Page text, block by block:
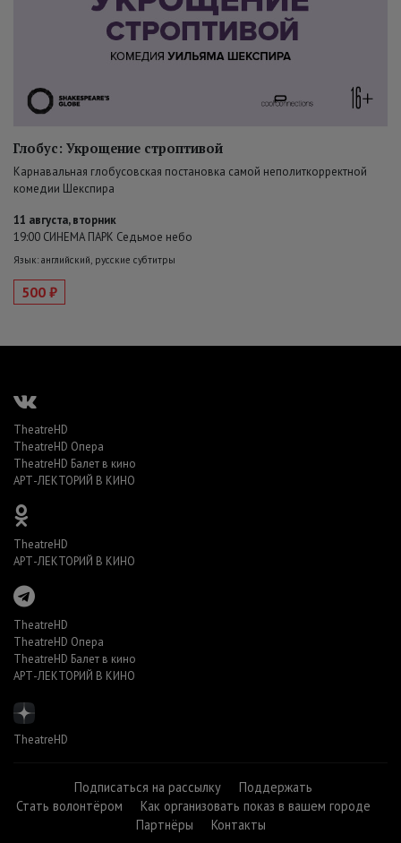
Глобус: Укрощение строптивой
Карнавальная глобусовская постановка самой неполиткорректной
комедии Шекспира
11 августа, вторник
19:00 СИНЕМА ПАРК Седьмое небо
Язык: английский, русские субтитры
500 ₽
TheatreHD
TheatreHD Опера
TheatreHD Балет в кино
АРТ-ЛЕКТОРИЙ В КИНО
TheatreHD
АРТ-ЛЕКТОРИЙ В КИНО
TheatreHD
TheatreHD Опера
TheatreHD Балет в кино
АРТ-ЛЕКТОРИЙ В КИНО
TheatreHD
Подписаться на рассылку
Поддержать
Стать волонтёром
Как организовать показ в вашем городе
Партнёры
Контакты